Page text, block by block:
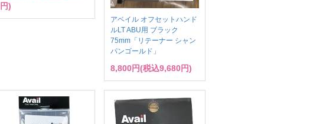
円)
アベイル オフセットハンド
ルLT ABU用 ブラック
75mm「リテーナー シャン
パンゴールド」
8,800円(税込9,680円)